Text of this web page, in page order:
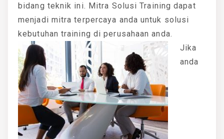
bidang teknik ini. Mitra Solusi Training dapat
menjadi mitra terpercaya anda untuk solusi
kebutuhan training di perusahaan anda.
Jika
anda